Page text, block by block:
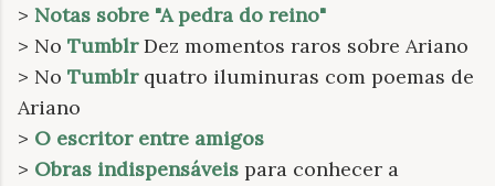
> Notas sobre "A pedra do reino"
> No Tumblr Dez momentos raros sobre Ariano
> No Tumblr quatro iluminuras com poemas de
Ariano
> O escritor entre amigos
> Obras indispensáveis para conhecer a